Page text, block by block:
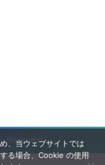
Reserved
、当ウェブサイトでは
る場合、Cookie の使用